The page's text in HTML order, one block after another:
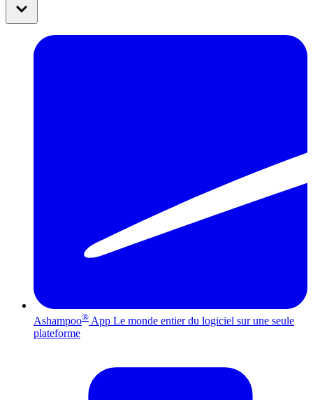
Ashampoo® App Le monde entier du logiciel sur une seule
plateforme